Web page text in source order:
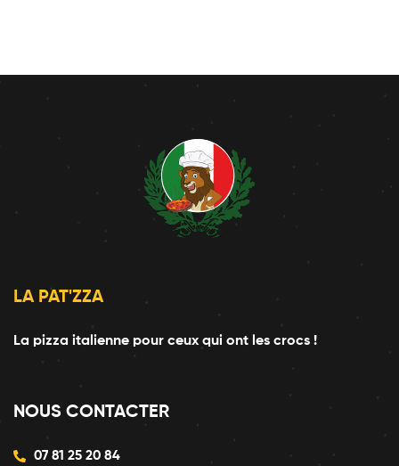
LA PAT'ZZA
La pizza italienne pour ceux qui ont les crocs !
NOUS CONTACTER
07 81 25 20 84